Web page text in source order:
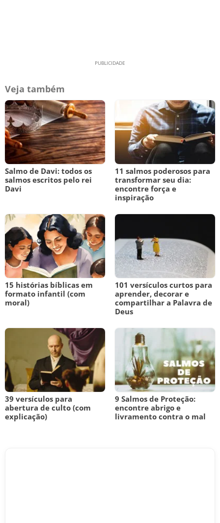
Veja também
Salmo de Davi: todos os
salmos escritos pelo rei
Davi
11 salmos poderosos para
transformar seu dia:
encontre força e
inspiração
15 histórias bíblicas em
formato infantil (com
moral)
101 versículos curtos para
aprender, decorar e
compartilhar a Palavra de
Deus
39 versículos para
abertura de culto (com
explicação)
9 Salmos de Proteção:
encontre abrigo e
livramento contra o mal